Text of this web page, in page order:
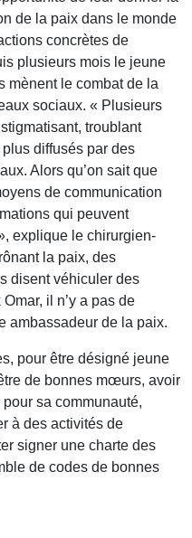
de la paix dans le monde
concrètes de
plusieurs mois le jeune
mènent le combat de la
sociaux. « Plusieurs
troublant
plus diffusés par des
Alors qu’on sait que
de communication
qui peuvent
explique le chirurgien-
la paix, des
disent véhiculer des
il n’y a pas de
ambassadeur de la paix.
pour être désigné jeune
de bonnes mœurs, avoir
sa communauté,
à des activités de
signer une charte des
de codes de bonnes